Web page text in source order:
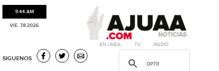
9:44 AM
VIE. 7.8.2026
·EN LÍNEA. ·T.V. ·RADIO
SIGUENOS